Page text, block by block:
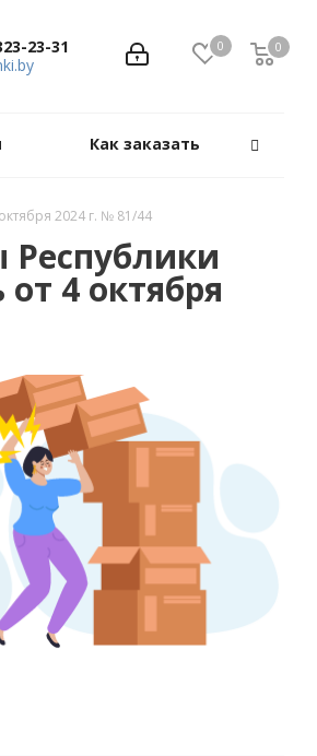
0 0
0
23-31
Как заказать
2024 г. № 81/44
Республики
4 октября